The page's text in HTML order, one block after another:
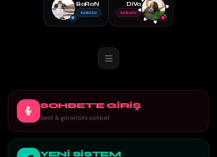
BaRaN
KURUCU
DiVa
KURUCU
SOHBET'E GİRİŞ
Sesli & görüntülü sohbet
YENİ SİSTEM